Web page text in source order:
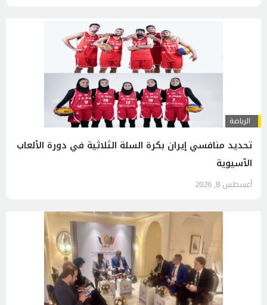
الرياضة
تحديد منافسي إيران بكرة السلة الثلاثية في دورة الألعاب
الآسيوية
أغسطس 8, 2026